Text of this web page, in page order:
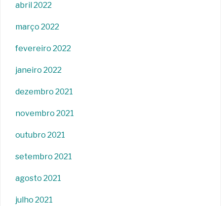
abril 2022
março 2022
fevereiro 2022
janeiro 2022
dezembro 2021
novembro 2021
outubro 2021
setembro 2021
agosto 2021
julho 2021